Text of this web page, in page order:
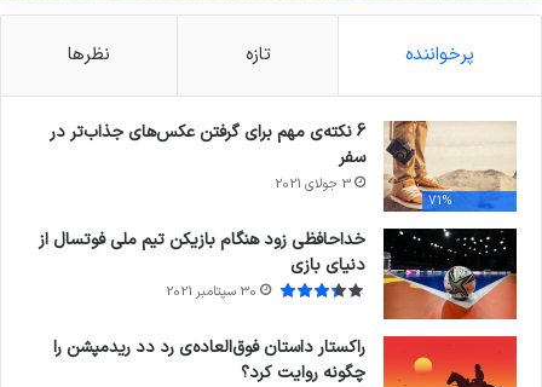
پرخواننده تازه نظرها
71%
6 نکته‌ی مهم برای گرفتن عکس‌های جذاب‌تر در
سفر
3 جولای 2021
خداحافظی زود هنگام بازیکن تیم ملی فوتسال از
دنیای بازی
30 سپتامبر 2021
راکستار داستان فوق‌العاده‌ی رد دد ریدمپشن را
چگونه روایت کرد؟